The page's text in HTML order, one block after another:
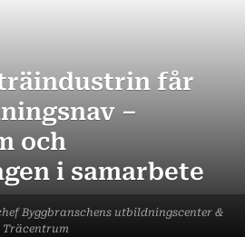
Byggbranschens utbildningscenter &
Träcentrum
får
–
och
i samarbete